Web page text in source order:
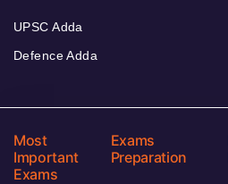
UPSC Adda
Defence Adda
Most
Important
Exams
Exams
Preparation